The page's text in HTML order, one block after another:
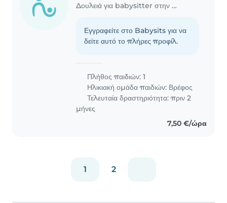
Δουλειά για babysitter στην περιοχή Χανιά
Εγγραφείτε στο Babysits για να
δείτε αυτό το πλήρες προφίλ.
Πλήθος παιδιών: 1
Ηλικιακή ομάδα παιδιών: Βρέφος
Τελευταία δραστηριότητα: πριν 2
μήνες
7,50 €/ώρα
1 2